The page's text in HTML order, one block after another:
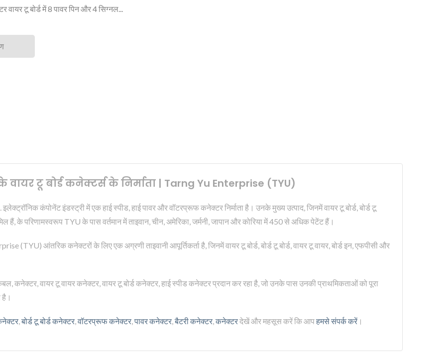
वायर टू बोर्ड में 8 पावर पिन और 4 सिग्नल...
टू बोर्ड कनेक्टर्स के निर्माता | Tarng Yu Enterprise (TYU)
कंपोनेंट इंडस्ट्री में एक हाई स्पीड, हाई पावर और वॉटरप्रूफ कनेक्टर निर्माता है। उनके मुख्य उत्पाद, जिनमें वायर टू बोर्ड, बोर्ड टू
हैं, के परिणामस्वरूप TYU के पास वर्तमान में ताइवान, चीन, अमेरिका, जर्मनी, जापान और कोरिया में 450 से अधिक पेटेंट हैं।
आंतरिक कनेक्टरों के लिए एक अग्रणी ताइवानी आपूर्तिकर्ता है, जिनमें वायर टू बोर्ड, बोर्ड टू बोर्ड, वायर टू वायर, बोर्ड इन, एफपीसी और
कनेक्टर, वायर टू वायर कनेक्टर, वायर टू बोर्ड कनेक्टर, हाई स्पीड कनेक्टर प्रदान कर रहा है, जो उनके पास उनकी प्राथमिकताओं को पूरा
है।
,बोर्ड टू बोर्ड कनेक्टर,वॉटरप्रूफ कनेक्टर,पावर कनेक्टर,बैटरी कनेक्टर,कनेक्टरदेखें और महसूस करें कि आपहमसे संपर्क करें ।